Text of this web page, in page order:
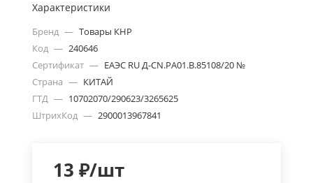
Характеристики
Бренд — Товары КНР
Код — 240646
Сертификат — ЕАЭС RU Д-CN.РА01.В.85108/20 №
Страна — КИТАЙ
ГТД — 10702070/290623/3265625
ШтрихКод — 2900013967841
13 ₽/шт